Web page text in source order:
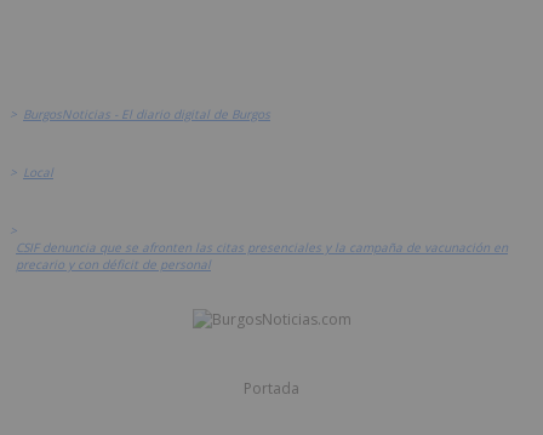
> BurgosNoticias - El diario digital de Burgos
> Local
>
CSIF denuncia que se afronten las citas presenciales y la campaña de vacunación en
precario y con déficit de personal
Portada